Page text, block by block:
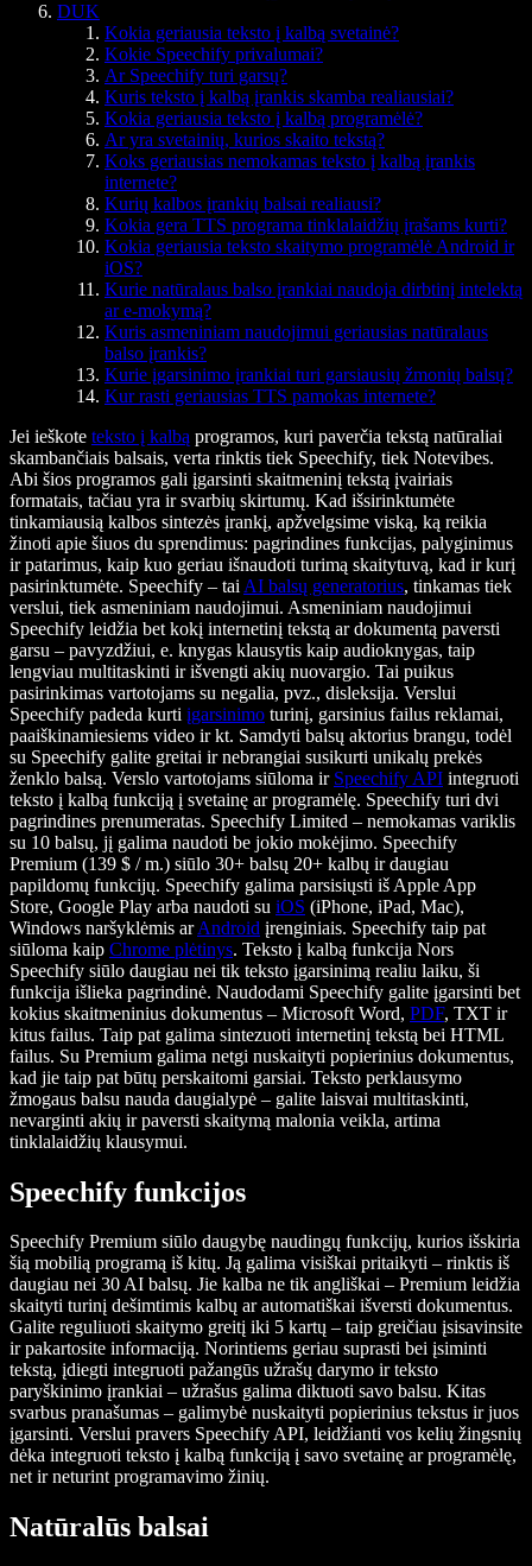
DUK
Kokia geriausia teksto į kalbą svetainė?
Kokie Speechify privalumai?
Ar Speechify turi garsų?
Kuris teksto į kalbą įrankis skamba realiausiai?
Kokia geriausia teksto į kalbą programėlė?
Ar yra svetainių, kurios skaito tekstą?
Koks geriausias nemokamas teksto į kalbą įrankis
internete?
Kurių kalbos įrankių balsai realiausi?
Kokia gera TTS programa tinklalaidžių įrašams kurti?
Kokia geriausia teksto skaitymo programėlė Android ir
iOS?
Kurie natūralaus balso įrankiai naudoja dirbtinį intelektą
ar e-mokymą?
Kuris asmeniniam naudojimui geriausias natūralaus
balso įrankis?
Kurie įgarsinimo įrankiai turi garsiausių žmonių balsų?
Kur rasti geriausias TTS pamokas internete?
Jei ieškote teksto į kalbą programos, kuri paverčia tekstą natūraliai
skambančiais balsais, verta rinktis tiek Speechify, tiek Notevibes.
Abi šios programos gali įgarsinti skaitmeninį tekstą įvairiais
formatais, tačiau yra ir svarbių skirtumų. Kad išsirinktumėte
tinkamiausią kalbos sintezės įrankį, apžvelgsime viską, ką reikia
žinoti apie šiuos du sprendimus: pagrindines funkcijas, palyginimus
ir patarimus, kaip kuo geriau išnaudoti turimą skaitytuvą, kad ir kurį
pasirinktumėte. Speechify – tai AI balsų generatorius, tinkamas tiek
verslui, tiek asmeniniam naudojimui. Asmeniniam naudojimui
Speechify leidžia bet kokį internetinį tekstą ar dokumentą paversti
garsu – pavyzdžiui, e. knygas klausytis kaip audioknygas, taip
lengviau multitaskinti ir išvengti akių nuovargio. Tai puikus
pasirinkimas vartotojams su negalia, pvz., disleksija. Verslui
Speechify padeda kurti įgarsinimo turinį, garsinius failus reklamai,
paaiškinamiesiems video ir kt. Samdyti balsų aktorius brangu, todėl
su Speechify galite greitai ir nebrangiai susikurti unikalų prekės
ženklo balsą. Verslo vartotojams siūloma ir Speechify API integruoti
teksto į kalbą funkciją į svetainę ar programėlę. Speechify turi dvi
pagrindines prenumeratas. Speechify Limited – nemokamas variklis
su 10 balsų, jį galima naudoti be jokio mokėjimo. Speechify
Premium (139 $ / m.) siūlo 30+ balsų 20+ kalbų ir daugiau
papildomų funkcijų. Speechify galima parsisiųsti iš Apple App
Store, Google Play arba naudoti su iOS (iPhone, iPad, Mac),
Windows naršyklėmis arAndroid įrenginiais. Speechify taip pat
siūloma kaip Chrome plėtinys. Teksto į kalbą funkcija Nors
Speechify siūlo daugiau nei tik teksto įgarsinimą realiu laiku, ši
funkcija išlieka pagrindinė. Naudodami Speechify galite įgarsinti bet
kokius skaitmeninius dokumentus – Microsoft Word, PDF, TXT ir
kitus failus. Taip pat galima sintezuoti internetinį tekstą bei HTML
failus. Su Premium galima netgi nuskaityti popierinius dokumentus,
kad jie taip pat būtų perskaitomi garsiai. Teksto perklausymo
žmogaus balsu nauda daugialypė – galite laisvai multitaskinti,
nevarginti akių ir paversti skaitymą malonia veikla, artima
tinklalaidžių klausymui.
Speechify funkcijos
Speechify Premium siūlo daugybę naudingų funkcijų, kurios išskiria
šią mobilią programą iš kitų. Ją galima visiškai pritaikyti – rinktis iš
daugiau nei 30 AI balsų. Jie kalba ne tik angliškai – Premium leidžia
skaityti turinį dešimtimis kalbų ar automatiškai išversti dokumentus.
Galite reguliuoti skaitymo greitį iki 5 kartų – taip greičiau įsisavinsite
ir pakartosite informaciją. Norintiems geriau suprasti bei įsiminti
tekstą, įdiegti integruoti pažangūs užrašų darymo ir teksto
paryškinimo įrankiai – užrašus galima diktuoti savo balsu. Kitas
svarbus pranašumas – galimybė nuskaityti popierinius tekstus ir juos
įgarsinti. Verslui pravers Speechify API, leidžianti vos kelių žingsnių
dėka integruoti teksto į kalbą funkciją į savo svetainę ar programėlę,
net ir neturint programavimo žinių.
Natūralūs balsai